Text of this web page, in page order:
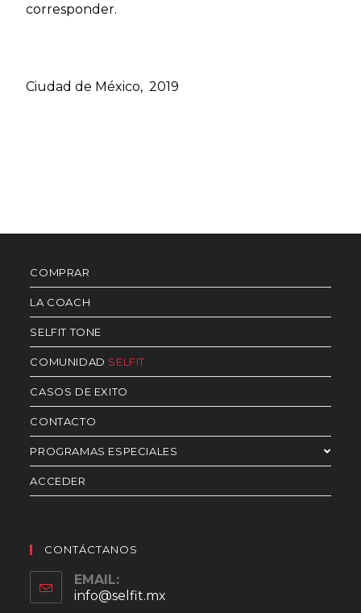
corresponder.
Ciudad de México, 2019
COMPRAR
LA COACH
SELFIT TONE
COMUNIDAD SELFIT
CASOS DE EXITO
CONTACTO
PROGRAMAS ESPECIALES
ACCEDER
CONTÁCTANOS
EMAIL:
info@selfit.mx